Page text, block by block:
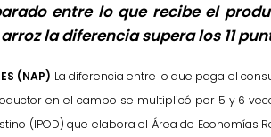
entre lo que recibe el
la diferencia supera los 11
(NAP) La diferencia entre lo que paga el
en el campo se multiplicó por 5 y 6
(IPOD) que elabora el Área de Economías